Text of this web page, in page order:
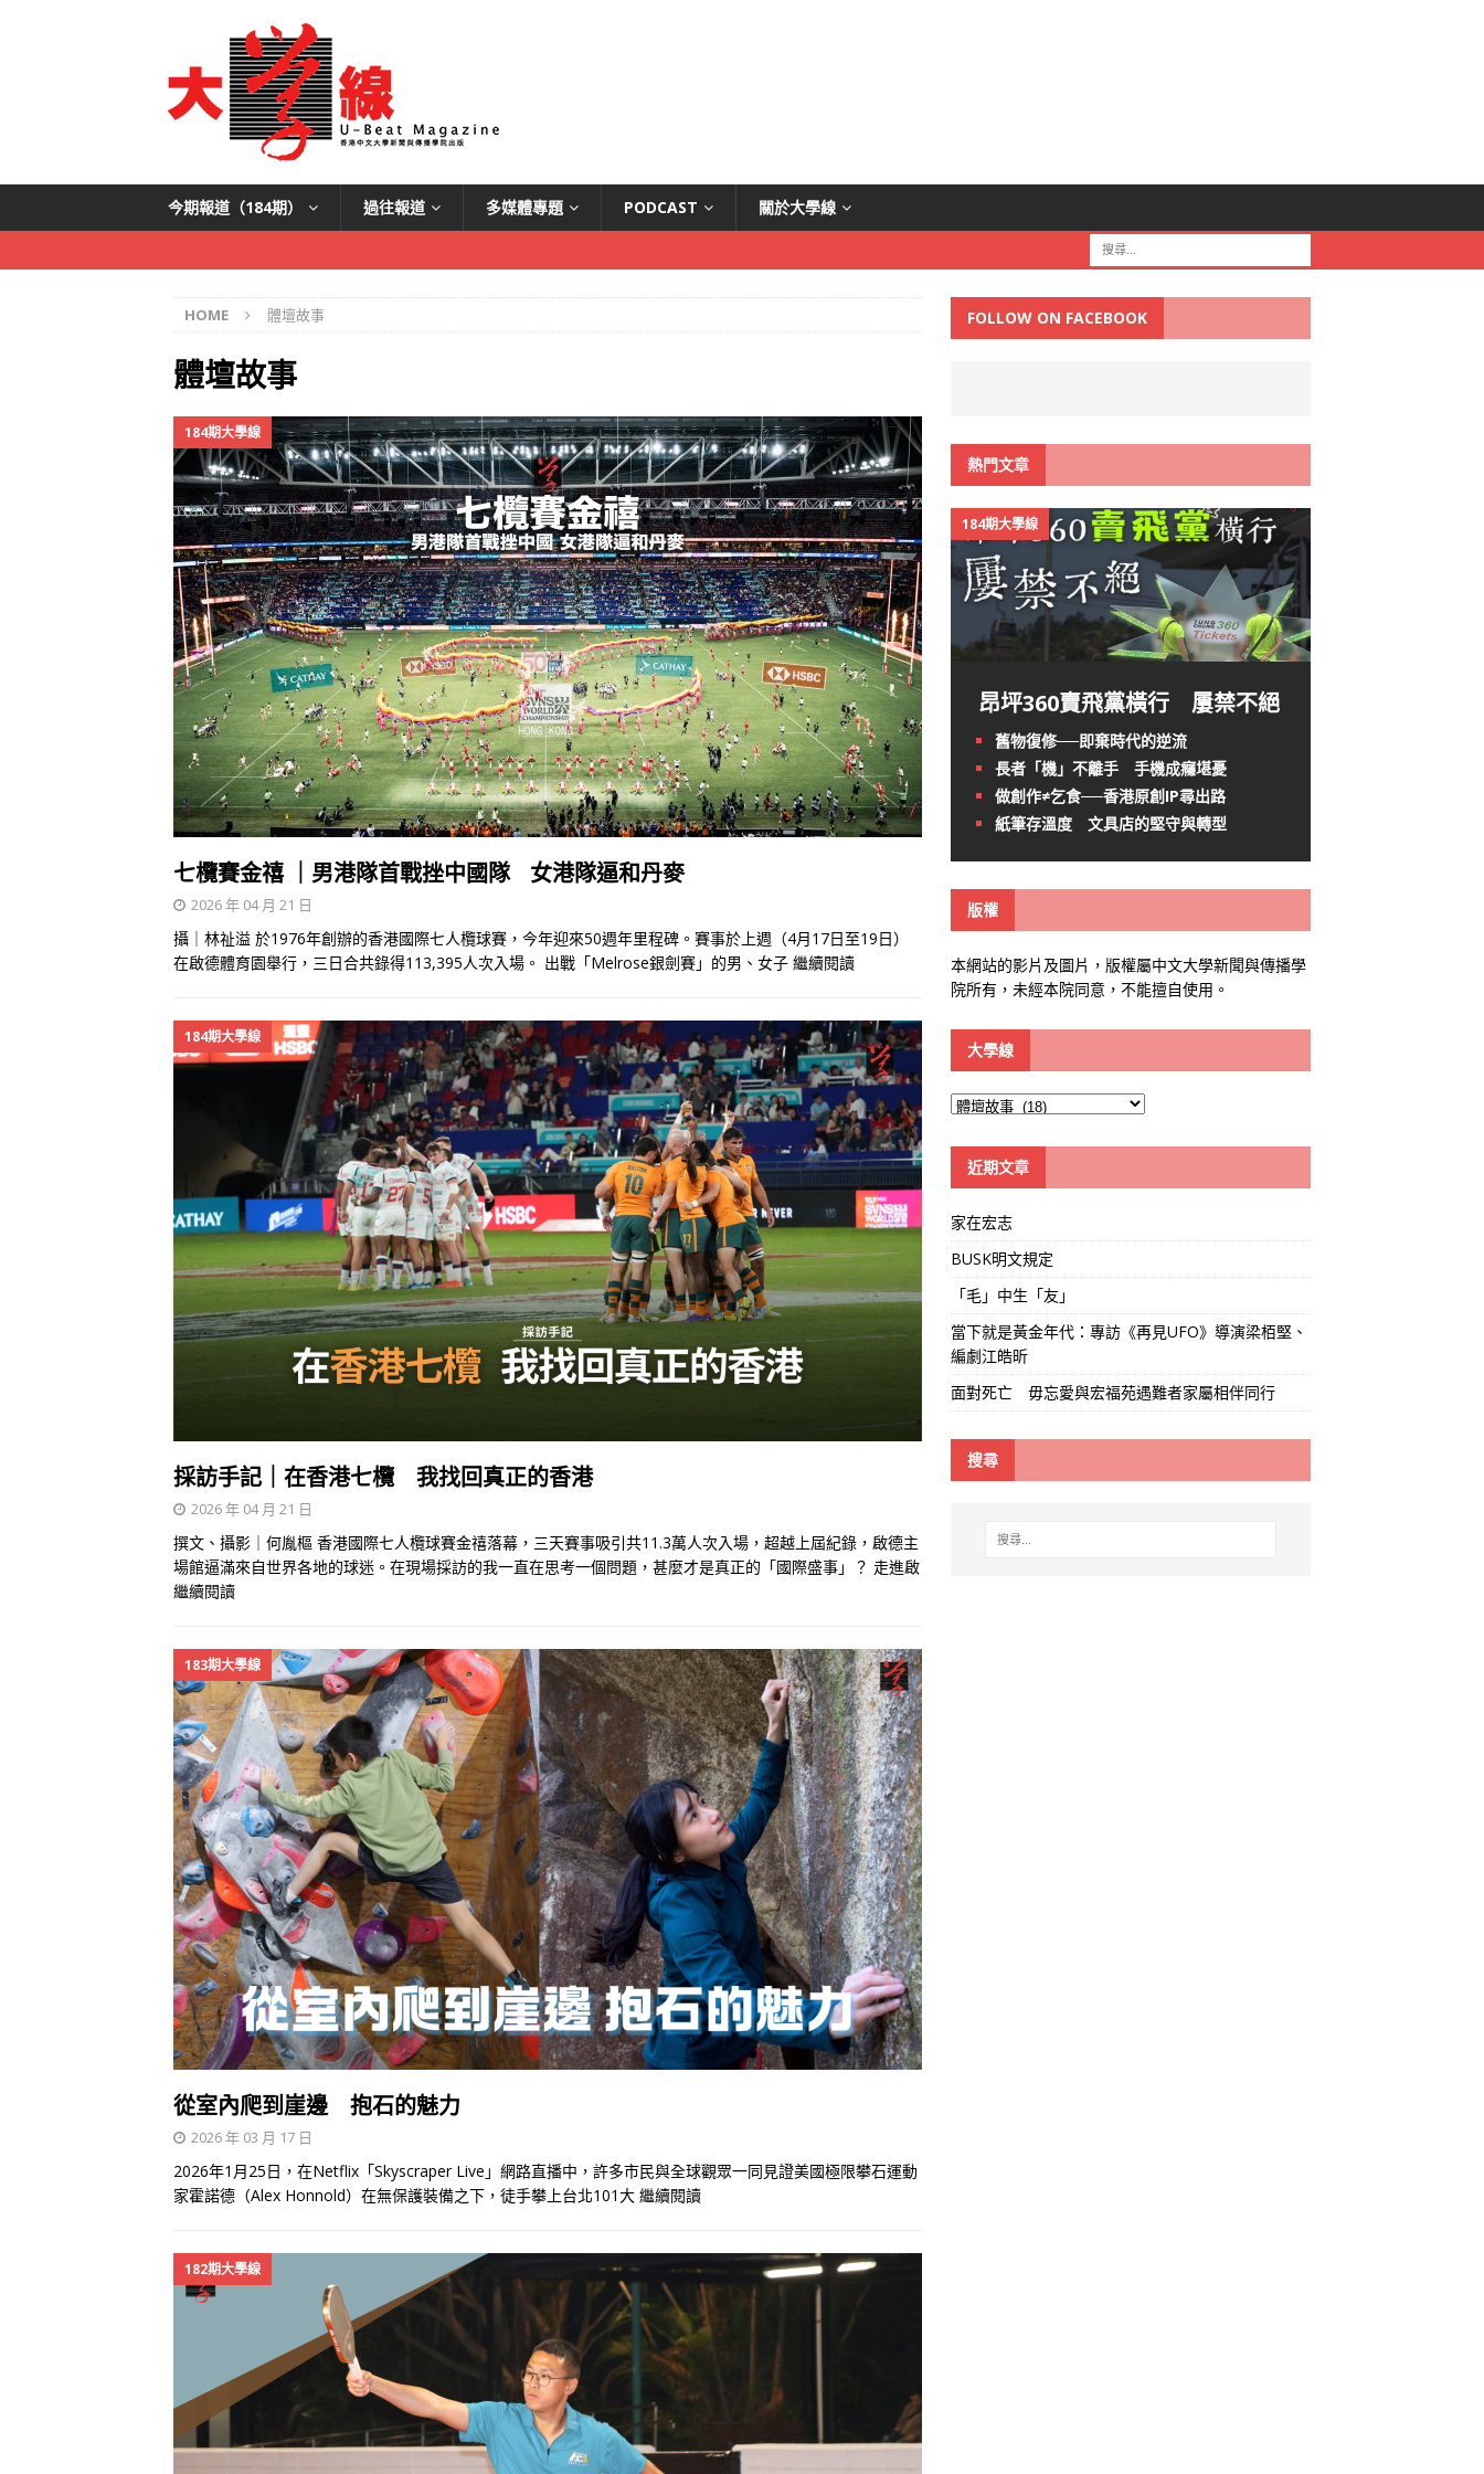
今期報道（184期） 過往報道 多媒體專題 PODCAST 關於大學線
HOME 體壇故事
體壇故事
184期大學線
七欖賽金禧 ｜男港隊首戰挫中國隊ㅤ女港隊逼和丹麥
2026 年 04 月 21 日
攝｜林祉溢 於1976年創辦的香港國際七人欖球賽，今年迎來50週年里程碑。賽事於上週（4月17日至19日）
在啟德體育園舉行，三日合共錄得113,395人次入場。 出戰「Melrose銀劍賽」的男、女子 繼續閱讀
184期大學線
採訪手記｜在香港七欖 我找回真正的香港
2026 年 04 月 21 日
撰文、攝影｜何胤樞 香港國際七人欖球賽金禧落幕，三天賽事吸引共11.3萬人次入場，超越上屆紀錄，啟德主
場館逼滿來自世界各地的球迷。在現場採訪的我一直在思考一個問題，甚麼才是真正的「國際盛事」？ 走進啟
繼續閱讀
183期大學線
從室內爬到崖邊 抱石的魅力
2026 年 03 月 17 日
2026年1月25日，在Netflix「Skyscraper Live」網路直播中，許多市民與全球觀眾一同見證美國極限攀石運動
家霍諾德（Alex Honnold）在無保護裝備之下，徒手攀上台北101大 繼續閱讀
182期大學線
FOLLOW ON FACEBOOK
熱門文章
184期大學線
昂坪360賣飛黨橫行 屢禁不絕
舊物復修──即棄時代的逆流
長者「機」不離手 手機成癮堪憂
做創作≠乞食──香港原創IP尋出路
紙筆存溫度 文具店的堅守與轉型
版權
本網站的影片及圖片，版權屬中文大學新聞與傳播學
院所有，未經本院同意，不能擅自使用。
大學線
大
線
近期文章
家在宏志
BUSK明文規定
「毛」中生「友」
當下就是黃金年代：專訪《再見UFO》導演梁栢堅、
編劇江皓昕
面對死亡 毋忘愛與宏福苑遇難者家屬相伴同行
搜尋